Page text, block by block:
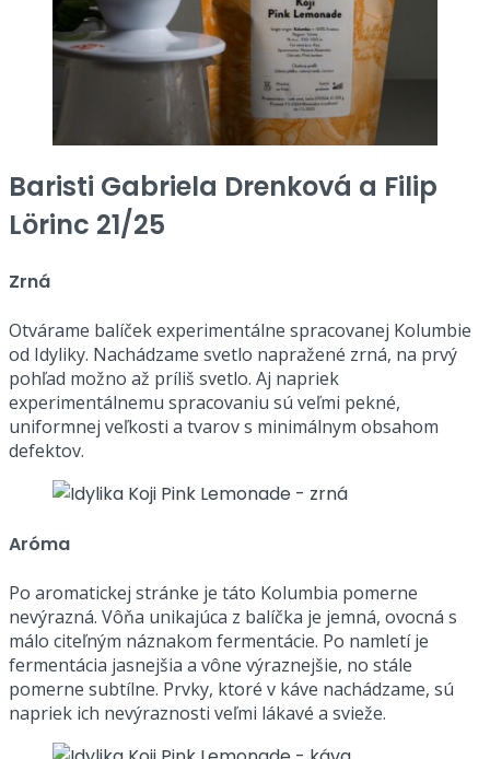
Baristi Gabriela Drenková a Filip
Lörinc 21/25
Zrná
Otvárame balíček experimentálne spracovanej Kolumbie
od Idyliky. Nachádzame svetlo napražené zrná, na prvý
pohľad možno až príliš svetlo. Aj napriek
experimentálnemu spracovaniu sú veľmi pekné,
uniformnej veľkosti a tvarov s minimálnym obsahom
defektov.
Aróma
Po aromatickej stránke je táto Kolumbia pomerne
nevýrazná. Vôňa unikajúca z balíčka je jemná, ovocná s
málo citeľným náznakom fermentácie. Po namletí je
fermentácia jasnejšia a vône výraznejšie, no stále
pomerne subtílne. Prvky, ktoré v káve nachádzame, sú
napriek ich nevýraznosti veľmi lákavé a svieže.